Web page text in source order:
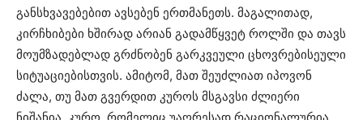
განსხვავებებით ავსებენ ერთმანეთს. მაგალითად,
კირჩხიბები ხშირად არიან გადამწყვეტ როლში და თავს
მოუმზადებლად გრძნობენ გარკვეული ცხოვრებისეული
სიტუაციებისთვის. ამიტომ, მათ შეუძლიათ იპოვონ
ძალა, თუ მათ გვერდით კუროს მსგავსი ძლიერი